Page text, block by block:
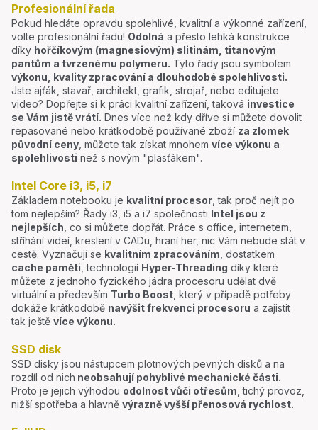
Profesionální řada
Pokud hledáte opravdu spolehlivé, kvalitní a výkonné zařízení,
volte profesionální řadu! Odolná a přesto lehká konstrukce
díky hořčíkovým (magnesiovým) slitinám, titanovým
pantům a tvrzenému polymeru. Tyto řady jsou symbolem
výkonu, kvality zpracování a dlouhodobé spolehlivosti.
Jste ajťák, stavař, architekt, grafik, strojař, nebo editujete
video? Dopřejte si k práci kvalitní zařízení, taková investice
se Vám jistě vrátí. Dnes více než kdy dříve si můžete dovolit
repasované nebo krátkodobě používané zboží za zlomek
původní ceny , můžete tak získat mnohem více výkonu a
spolehlivosti než s novým "plasťákem".
Intel Core i3, i5, i7
Základem notebooku je kvalitní procesor , tak proč nejít po
tom nejlepším? Řady i3, i5 a i7 společnosti Intel jsou z
nejlepších , co si můžete dopřát. Práce s office, internetem,
stříhání videí, kreslení v CADu, hraní her, nic Vám nebude stát v
cestě. Vyznačují se kvalitním zpracováním , dostatkem
cache paměti , technologií Hyper-Threading díky které
můžete z jednoho fyzického jádra procesoru udělat dvě
virtuální a především Turbo Boost , který v případě potřeby
dokáže krátkodobě navýšit frekvenci procesoru a zajistit
tak ještě více výkonu.
SSD disk
SSD disky jsou nástupcem plotnových pevných disků a na
rozdíl od nich neobsahují pohyblivé mechanické části.
Proto je jejich výhodou odolnost vůči otřesům , tichý provoz,
nižší spotřeba a hlavně výrazně vyšší přenosová rychlost.